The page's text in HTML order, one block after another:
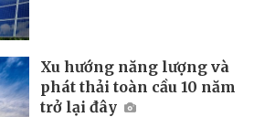
Xu hướng năng lượng và
phát thải toàn cầu 10 năm
trở lại đây